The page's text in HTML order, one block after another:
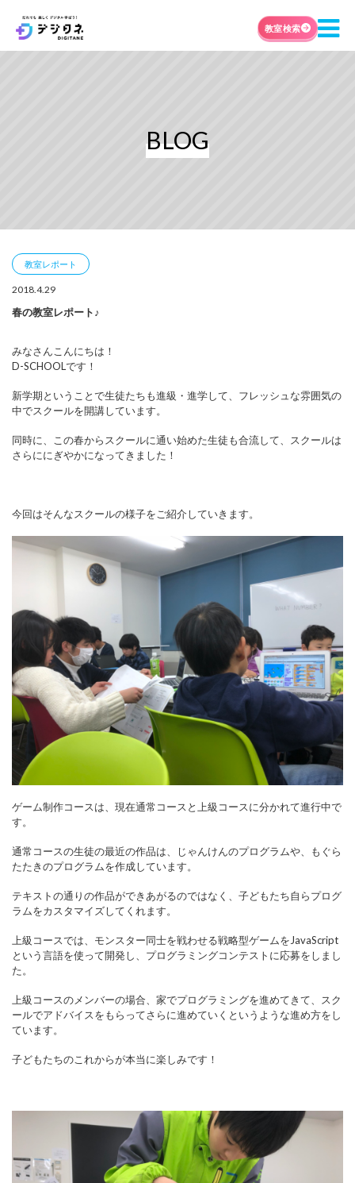
教室検索
BLOG
教室レポート
2018.4.29
春の教室レポート♪
みなさんこんにちは！
D-SCHOOLです！
新学期ということで生徒たちも進級・進学して、フレッシュな雰囲気の
中でスクールを開講しています。
同時に、この春からスクールに通い始めた生徒も合流して、スクールは
さらににぎやかになってきました！
今回はそんなスクールの様子をご紹介していきます。
ゲーム制作コースは、現在通常コースと上級コースに分かれて進行中で
す。
通常コースの生徒の最近の作品は、じゃんけんのプログラムや、もぐら
たたきのプログラムを作成しています。
テキストの通りの作品ができあがるのではなく、子どもたち自らプログ
ラムをカスタマイズしてくれます。
上級コースでは、モンスター同士を戦わせる戦略型ゲームをJavaScript
という言語を使って開発し、プログラミングコンテストに応募をしまし
た。
上級コースのメンバーの場合、家でプログラミングを進めてきて、スク
ールでアドバイスをもらってさらに進めていくというような進め方をし
ています。
子どもたちのこれからが本当に楽しみです！